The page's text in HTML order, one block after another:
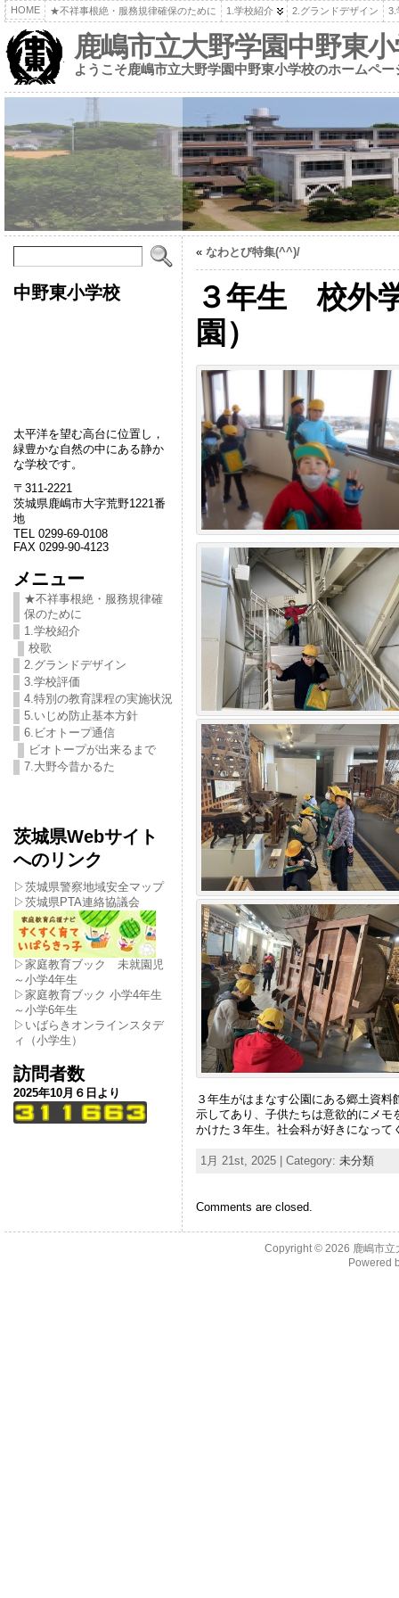
HOME ★不祥事根絶・服務規律確保のために 1.学校紹介 2.グランドデザイン 3.
鹿嶋市立大野学園中野東
ようこそ鹿嶋市立大野学園中野東小学校のホームペー
中野東小学校
太平洋を望む高台に位置し，
緑豊かな自然の中にある静か
な学校です。
〒311-2221
茨城県鹿嶋市大字荒野1221番
地
TEL 0299-69-0108
FAX 0299-90-4123
メニュー
★不祥事根絶・服務規律確
保のために
1.学校紹介
校歌
2.グランドデザイン
3.学校評価
4.特別の教育課程の実施状況
5.いじめ防止基本方針
6.ビオトープ通信
ビオトープが出来るまで
7.大野今昔かるた
茨城県Webサイト
へのリンク
▷茨城県警察地域安全マップ
▷茨城県PTA連絡協議会
▷家庭教育ブック 未就園児
～小学4年生
▷家庭教育ブック 小学4年生
～小学6年生
▷いばらきオンラインスタデ
ィ（小学生）
訪問者数
2025年10月６日より
« なわとび特集(^^)/
３年生 校外
園）
３年生がはまなす公園にある郷土資
示してあり、子供たちは意欲的にメ
かけた３年生。社会科が好きになって
1月 21st, 2025 | Category: 未分類
Comments are closed.
Copyright © 2026 鹿嶋市立
Powered